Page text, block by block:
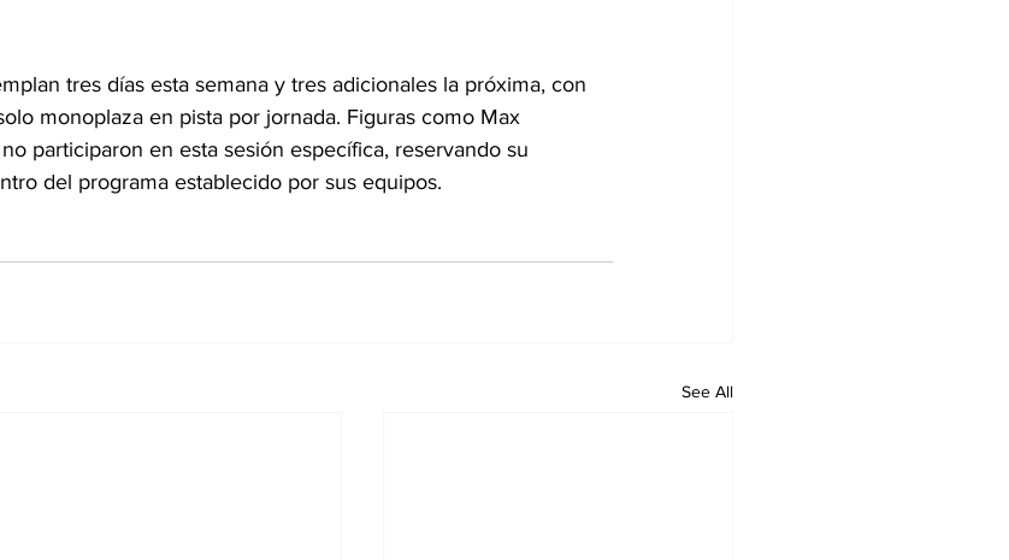
tres días esta semana y tres adicionales la próxima, con
monoplaza en pista por jornada. Figuras como Max
participaron en esta sesión específica, reservando su
del programa establecido por sus equipos.
See All